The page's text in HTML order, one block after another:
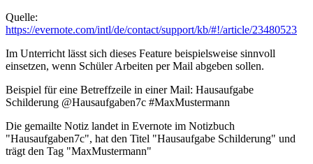
Quelle:
https://evernote.com/intl/de/contact/support/kb/#!/article/23480523
Im Unterricht lässt sich dieses Feature beispielsweise sinnvoll
einsetzen, wenn Schüler Arbeiten per Mail abgeben sollen.
Beispiel für eine Betreffzeile in einer Mail: Hausaufgabe
Schilderung @Hausaufgaben7c #MaxMustermann
Die gemailte Notiz landet in Evernote im Notizbuch
"Hausaufgaben7c", hat den Titel "Hausaufgabe Schilderung" und
trägt den Tag "MaxMustermann"